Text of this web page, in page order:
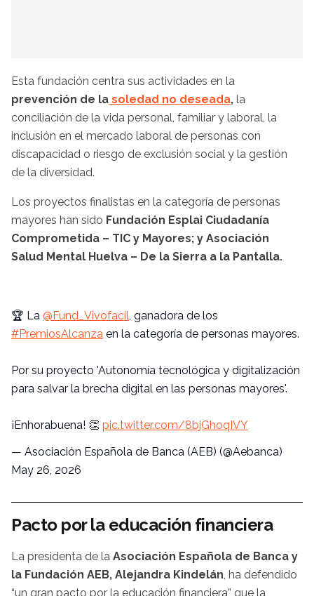
Esta fundación centra sus actividades en la
prevención de la soledad no deseada, la
conciliación de la vida personal, familiar y laboral, la
inclusión en el mercado laboral de personas con
discapacidad o riesgo de exclusión social y la gestión
de la diversidad.
Los proyectos finalistas en la categoría de personas
mayores han sido Fundación Esplai Ciudadanía
Comprometida – TIC y Mayores; y Asociación
Salud Mental Huelva – De la Sierra a la Pantalla.
🏆 La @Fund_Vivofacil, ganadora de los
#PremiosAlcanza en la categoría de personas mayores.
Por su proyecto 'Autonomía tecnológica y digitalización
para salvar la brecha digital en las personas mayores'.
¡Enhorabuena! 👏 pic.twitter.com/8bjGhoqIVY
— Asociación Española de Banca (AEB) (@Aebanca)
May 26, 2026
Pacto por la educación financiera
La presidenta de la Asociación Española de Banca y
la Fundación AEB, Alejandra Kindelán, ha defendido
“un gran pacto por la educación financiera” que la